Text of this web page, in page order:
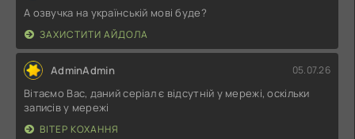
А озвучка на українській мові буде?
ЗАХИСТИТИ АЙДОЛА
AdminAdmin 05.07.26
Вітаємо Вас, даний серіал є відсутній у мережі, оскільки
записів у мережі
ВІТЕР КОХАННЯ